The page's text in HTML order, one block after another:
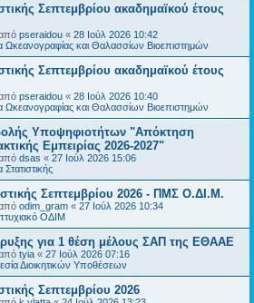
Σεπτεμβρίου ακαδημαϊκού έτους
pseraidou « 28 Ιούλ 2026 10:42
Ωκεανογραφίας και Θαλασσίων Βιοεπιστημών
Σεπτεμβρίου ακαδημαϊκού έτους
pseraidou « 28 Ιούλ 2026 10:40
Ωκεανογραφίας και Θαλασσίων Βιοεπιστημών
Υποψηφιοτήτων "Απόκτηση
Εμπειρίας 2026-2027"
dsas « 27 Ιούλ 2026 15:06
Σεπτεμβρίου 2026 - ΠΜΣ Ο.ΔΙ.Μ.
odim_gram « 27 Ιούλ 2026 10:34
ΟΔΙΜ
για 1 θέση μέλους ΣΑΠ της ΕΘΑΑΕ
tyia « 27 Ιούλ 2026 07:16
Διοικητικών Υποθέσεων
Σεπτεμβρίου 2026